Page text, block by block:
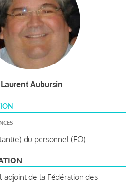
Laurent Aubursin
du personnel (FO)
adjoint de la Fédération des